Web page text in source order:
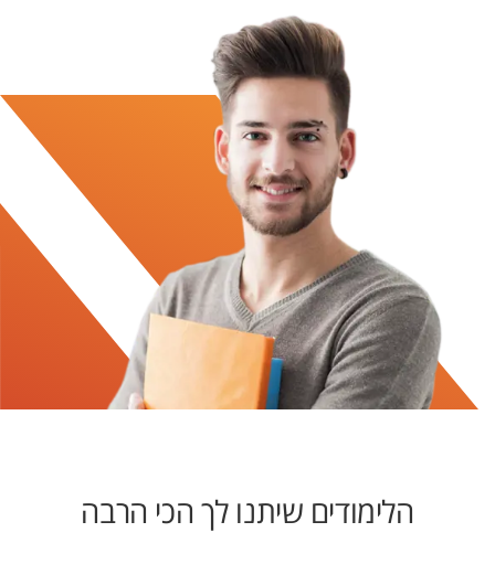
הלימודים שיתנו לך הכי הרבה